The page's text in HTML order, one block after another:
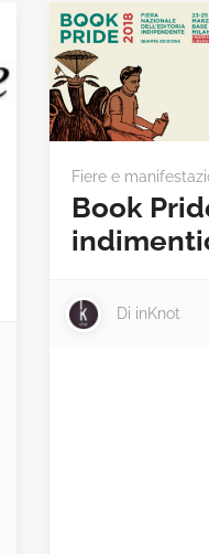
Fiere e
Book
Di inKnot